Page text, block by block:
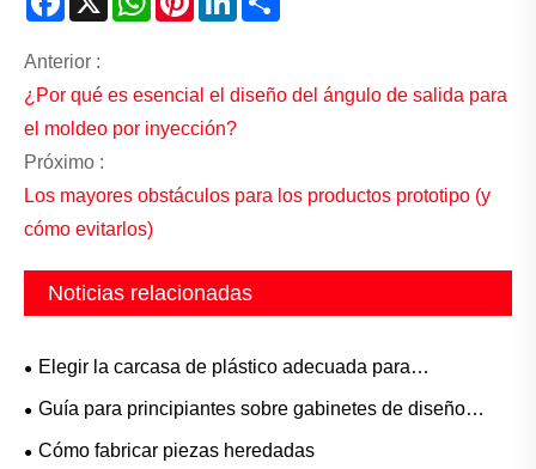
Anterior :
¿Por qué es esencial el diseño del ángulo de salida para
el moldeo por inyección?
Próximo :
Los mayores obstáculos para los productos prototipo (y
cómo evitarlos)
Noticias relacionadas
Elegir la carcasa de plástico adecuada para
ensambladores electrónicos
Guía para principiantes sobre gabinetes de diseño
personalizado para ingenieros mecánicos
Cómo fabricar piezas heredadas